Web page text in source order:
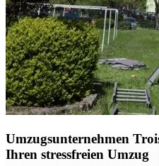
Umzugsunternehmen
Ihren stressfreien Umzug